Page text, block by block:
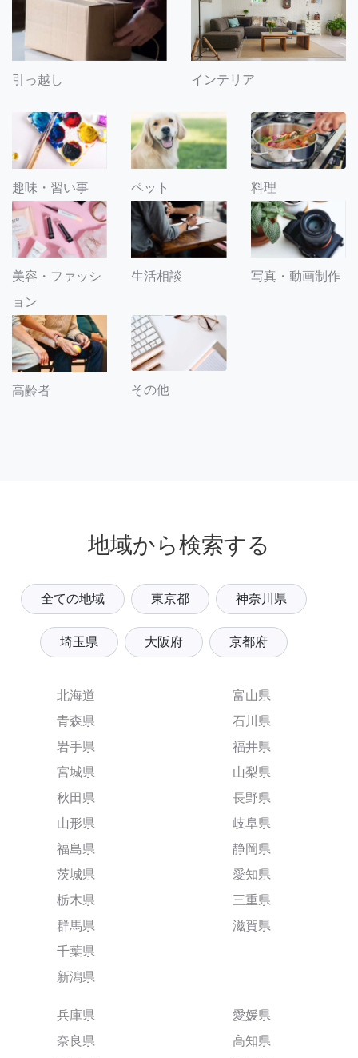
引っ越し インテリア
趣味・習い事 ペット 料理
美容・ファッシ
ョン
生活相談 写真・動画制作
高齢者 その他
地域から検索する
全ての地域 東京都 神奈川県
埼玉県 大阪府 京都府
北海道
青森県
岩手県
宮城県
秋田県
山形県
福島県
茨城県
栃木県
群馬県
千葉県
新潟県
富山県
石川県
福井県
山梨県
長野県
岐阜県
静岡県
愛知県
三重県
滋賀県
兵庫県
奈良県
愛媛県
高知県